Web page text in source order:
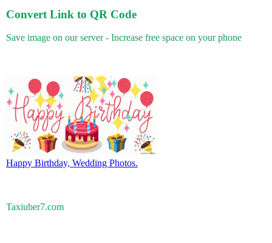
Convert Link to QR Code
Save image on our server - Increase free space on your phone
Happy Birthday, Wedding Photos.
Taxiuber7.com